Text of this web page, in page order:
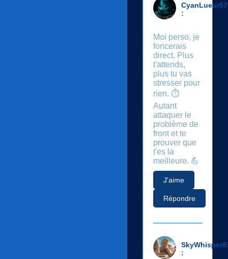
CyanLueur57
:
Moi perso, je
foncerais
direct. Plus
t'attends,
plus tu vas
stresser pour
rien. ⏱️
Autant
attaquer le
problème de
front et te
prouver que
t'es la
meilleure. 💪
J'aime
Répondre
: